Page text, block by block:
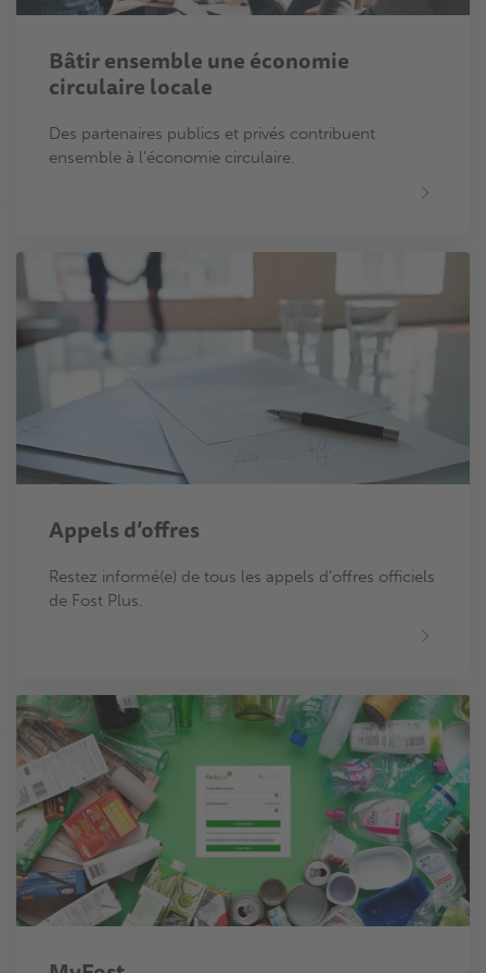
Bâtir ensemble une économie
circulaire locale
Des partenaires publics et privés contribuent
ensemble à l’économie circulaire.
Appels d’offres
Restez informé(e) de tous les appels d’offres officiels
de Fost Plus.